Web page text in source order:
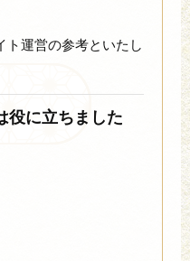
ト運営の参考といたし
役に立ちました